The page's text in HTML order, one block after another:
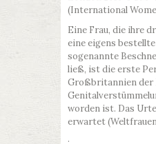
(International
Eine Frau, die ihre
eine eigens
sogenannte
ließ, ist die erste
Großbritannien der
worden ist. Das
erwartet
·